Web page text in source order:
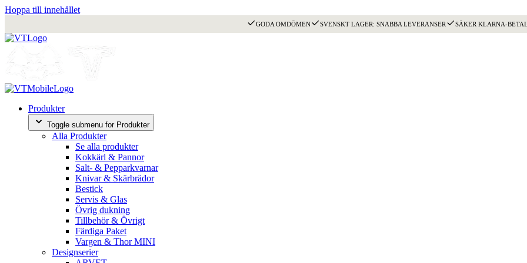
Hoppa till innehållet
GODA OMDÖMEN SVENSKT LAGER: SNABBA LEVERANSER SÄKER KLARNA-
Produkter
Toggle submenu for Produkter
Alla Produkter
Se alla produkter
Kokkärl & Pannor
Salt- & Pepparkvarnar
Knivar & Skärbrädor
Bestick
Servis & Glas
Övrig dukning
Tillbehör & Övrigt
Färdiga Paket
Vargen & Thor MINI
Designserier